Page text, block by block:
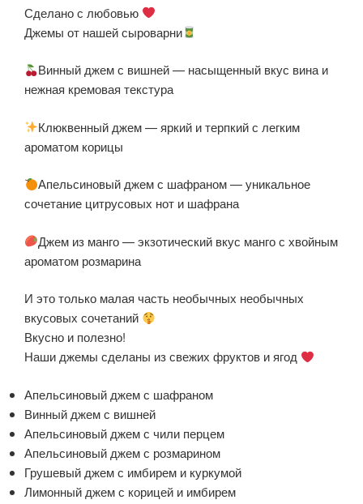
Сделано с любовью
Джемы от нашей сыроварни
Винный джем с вишней — насыщенный вкус вина и
нежная кремовая текстура
Клюквенный джем — яркий и терпкий с легким
ароматом корицы
Апельсиновый джем с шафраном — уникальное
сочетание цитрусовых нот и шафрана
Джем из манго — экзотический вкус манго с хвойным
ароматом розмарина
И это только малая часть необычных необычных
вкусовых сочетаний
Вкусно и полезно!
Наши джемы сделаны из свежих фруктов и ягод
Апельсиновый джем с шафраном
Винный джем с вишней
Апельсиновый джем с чили перцем
Апельсиновый джем с розмарином
Грушевый джем с имбирем и куркумой
Лимонный джем с корицей и имбирем